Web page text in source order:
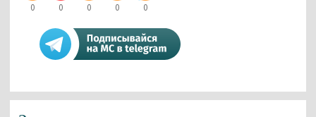
0 0 0 0 0